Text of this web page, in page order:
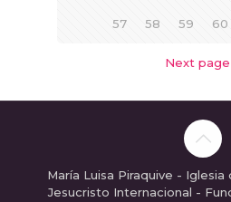
57 58 59 60
Next page
María Luisa Piraquive -
Jesucristo Internacional -